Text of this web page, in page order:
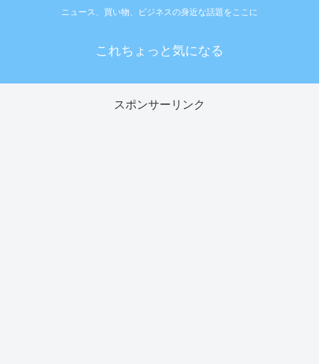
ニュース、買い物、ビジネスの身近な話題をここに
これちょっと気になる
スポンサーリンク